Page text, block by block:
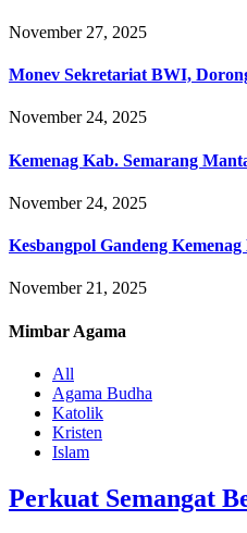
November 27, 2025
Monev Sekretariat BWI,
November 24, 2025
Kemenag Kab. Semarang
November 24, 2025
Kesbangpol Gandeng
November 21, 2025
Mimbar Agama
All
Agama Budha
Katolik
Kristen
Islam
Perkuat Semangat